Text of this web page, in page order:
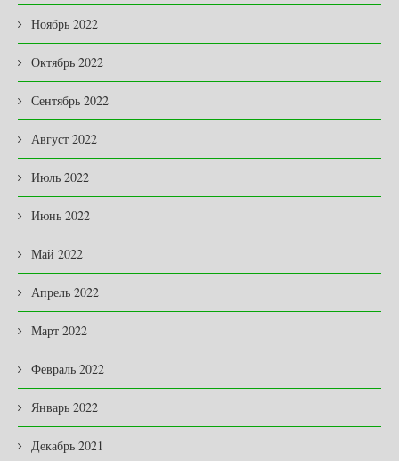
Ноябрь 2022
Октябрь 2022
Сентябрь 2022
Август 2022
Июль 2022
Июнь 2022
Май 2022
Апрель 2022
Март 2022
Февраль 2022
Январь 2022
Декабрь 2021